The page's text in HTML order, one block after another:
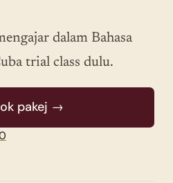
dalam Bahasa
trial class dulu.
pakej →